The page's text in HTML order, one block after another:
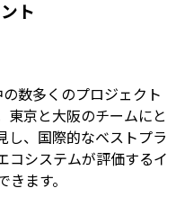
ト
数多くのプロジェクト
東京と大阪のチームにと
し、国際的なベストプラ
コシステムが評価するイ
ます。